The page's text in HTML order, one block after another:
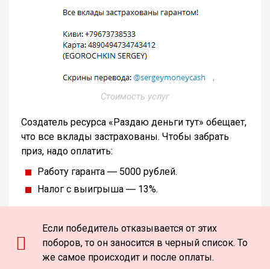
Стоимость услуг
Создатель ресурса «Раздаю деньги тут» обещает,
что все вклады застрахованы. Чтобы забрать
приз, надо оплатить:
Работу гаранта ― 5000 рублей.
Налог с выигрыша ― 13%.
Если победитель отказывается от этих
поборов, то он заносится в черный список. То
же самое происходит и после оплаты.